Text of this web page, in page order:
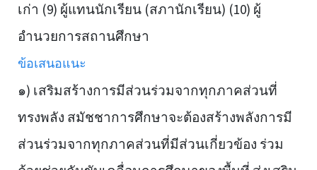
เก่า (9) ผู้แทนนักเรียน (สภานักเรียน) (10) ผู้
อำนวยการสถานศึกษา
ข้อเสนอแนะ
๑) เสริมสร้างการมีส่วนร่วมจากทุกภาคส่วนที่
ทรงพลัง สมัชชาการศึกษาจะต้องสร้างพลังการมี
ส่วนร่วมจากทุกภาคส่วนที่มีส่วนเกี่ยวข้อง ร่วม